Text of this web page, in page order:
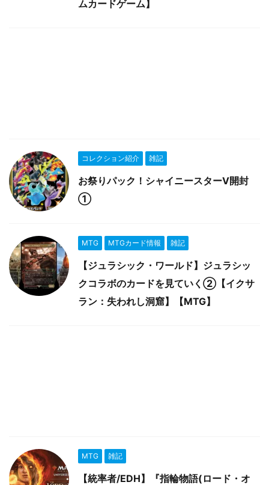
ムカードゲーム】
コレクション紹介 雑記
お祭りパック！シャイニースターV開封
①
MTG MTGカード情報 雑記
【ジュラシック・ワールド】ジュラシッ
クコラボのカードを見ていく②【イクサ
ラン：失われし洞窟】【MTG】
MTG 雑記
【統率者/EDH】『指輪物語(ロード・オ